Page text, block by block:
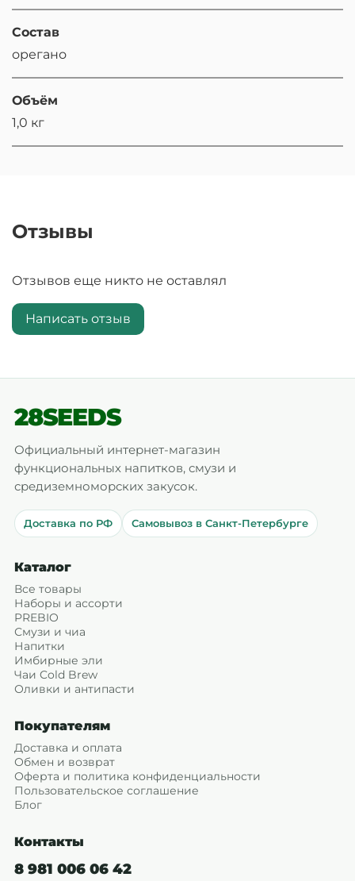
Состав
орегано
Объём
1,0 кг
Отзывы
Отзывов еще никто не оставлял
Написать отзыв
28SEEDS
Официальный интернет-магазин
функциональных напитков, смузи и
средиземноморских закусок.
Доставка по РФ Самовывоз в Санкт-Петербурге
Каталог
Все товары
Наборы и ассорти
PREBIO
Смузи и чиа
Напитки
Имбирные эли
Чаи Cold Brew
Оливки и антипасти
Покупателям
Доставка и оплата
Обмен и возврат
Оферта и политика конфиденциальности
Пользовательское соглашение
Блог
Контакты
8 981 006 06 42